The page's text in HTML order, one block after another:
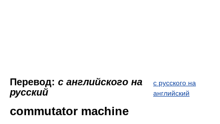
Перевод: с английского на
русский
с русского на
английский
commutator machine